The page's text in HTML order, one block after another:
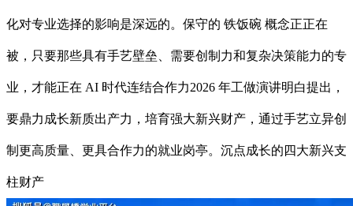
化对专业选择的影响是深远的。保守的 铁饭碗 概念正正在
被，只要那些具有手艺壁垒、需要创制力和复杂决策能力的专
业，才能正在 AI 时代连结合作力2026 年工做演讲明白提出，
要鼎力成长新质出产力，培育强大新兴财产，通过手艺立异创
制更高质量、更具合作力的就业岗亭。沉点成长的四大新兴支
柱财产